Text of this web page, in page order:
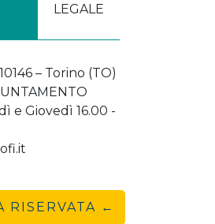
LEGALE
– Torino (TO)
e Giovedì 16.00 -
RISERVATA ←